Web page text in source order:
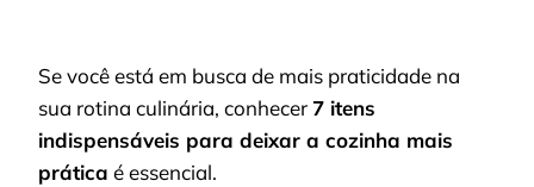
Se você está em busca de mais praticidade na
sua rotina culinária, conhecer 7 itens
indispensáveis para deixar a cozinha mais
prática é essencial.